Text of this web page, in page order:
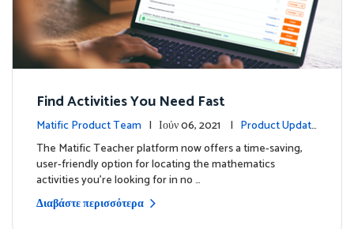
Find Activities You Need Fast
Matific Product Team | Ιούν 06, 2021 | Product Update
s
The Matific Teacher platform now offers a time-saving,
user-friendly option for locating the mathematics
activities you're looking for in no …
Διαβάστε περισσότερα